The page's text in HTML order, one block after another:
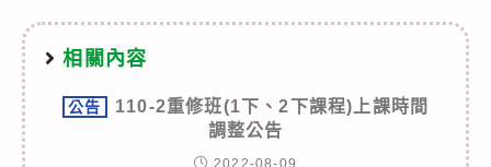
相關內容
公告
110-2重修班(1下、2下課程)上課時間
調整公告
2022-08-09